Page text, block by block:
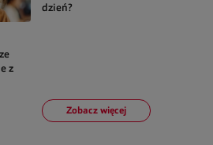
z
dzień?
Zobacz więcej